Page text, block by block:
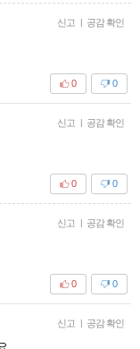
신고 | 공감 확인
0
0
신고 | 공감 확인
0
0
신고 | 공감 확인
0
0
신고 | 공감 확인